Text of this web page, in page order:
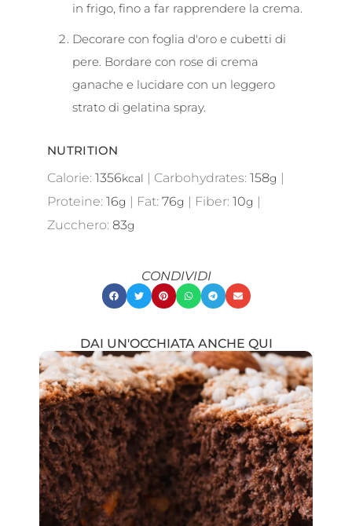
in frigo, fino a far rapprendere la crema.
Decorare con foglia d'oro e cubetti di
pere. Bordare con rose di crema
ganache e lucidare con un leggero
strato di gelatina spray.
NUTRITION
Calorie: 1356kcal | Carbohydrates: 158g |
Proteine: 16g | Fat: 76g | Fiber: 10g |
Zucchero: 83g
CONDIVIDI
DAI UN'OCCHIATA ANCHE QUI
Showing
Slide
1
of
21